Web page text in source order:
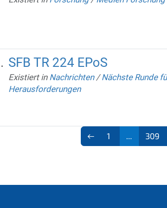
SFB TR 224 EPoS
Existiert in Nachrichten /Nächste Runde
Herausforderungen
1 ... 309